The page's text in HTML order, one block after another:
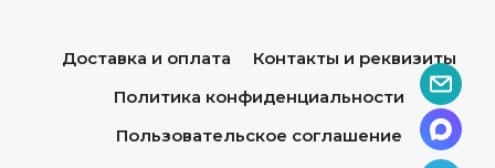
Доставка и оплата
Контакты и реквизиты
Политика конфиденциальности
Пользовательское соглашение